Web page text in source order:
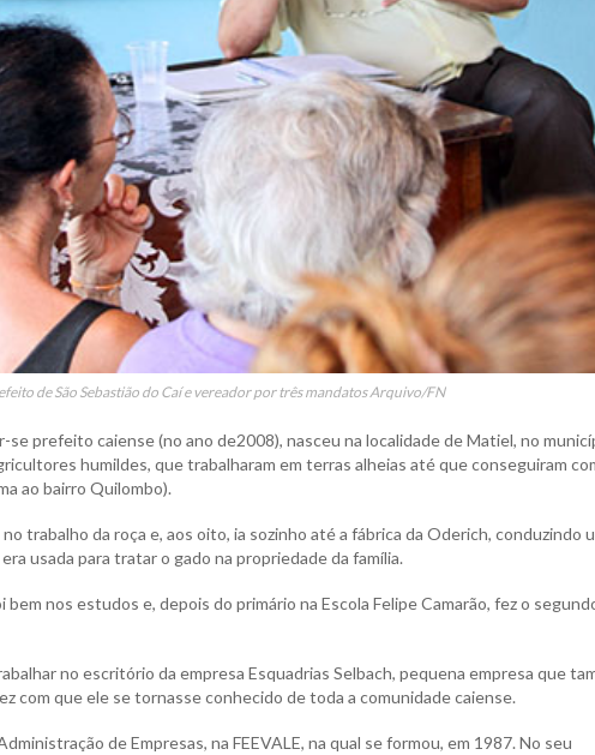
de São Sebastião do Caí e vereador por três mandatos Arquivo/FN
se prefeito caiense (no ano de2008), nasceu na localidade de Matiel, no
humildes, que trabalharam em terras alheias até que conseguiram
ao bairro Quilombo).
trabalho da roça e, aos oito, ia sozinho até a fábrica da Oderich, conduzindo
usada para tratar o gado na propriedade da família.
nos estudos e, depois do primário na Escola Felipe Camarão, fez o
no escritório da empresa Esquadrias Selbach, pequena empresa que
com que ele se tornasse conhecido de toda a comunidade caiense.
de Empresas, na FEEVALE, na qual se formou, em 1987. No seu